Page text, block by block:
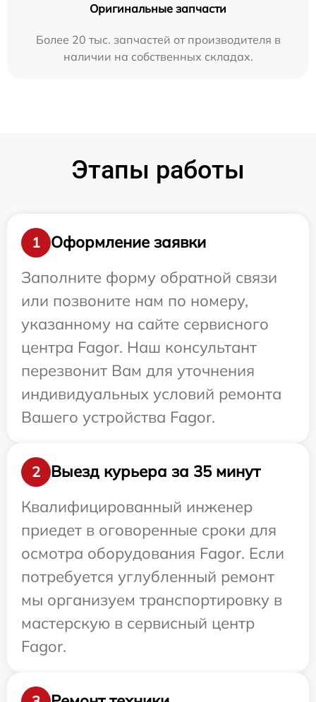
Оригинальные запчасти
Более 20 тыс. запчастей от производителя в
наличии на собственных складах.
Этапы работы
1
Оформление заявки
Заполните форму обратной связи
или позвоните нам по номеру,
указанному на сайте сервисного
центра Fagor. Наш консультант
перезвонит Вам для уточнения
индивидуальных условий ремонта
Вашего устройства Fagor.
2
Выезд курьера за 35 минут
Квалифицированный инженер
приедет в оговоренные сроки для
осмотра оборудования Fagor. Если
потребуется углубленный ремонт
мы организуем транспортировку в
мастерскую в сервисный центр
Fagor.